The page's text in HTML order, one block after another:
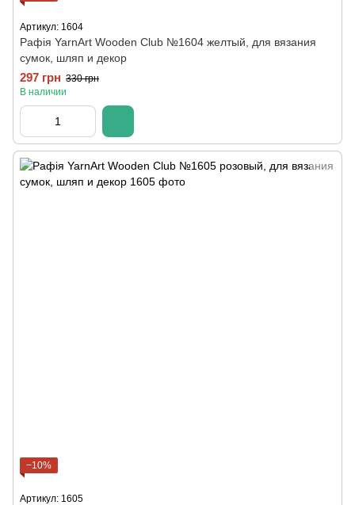
Артикул: 1604
Рафія YarnArt Wooden Club №1604 желтый, для вязания
сумок, шляп и декор
297 грн 330 грн
В наличии
−10%
Артикул: 1605